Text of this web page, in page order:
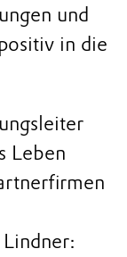
und
in die
Leben